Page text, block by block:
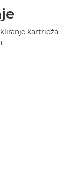
kartridža